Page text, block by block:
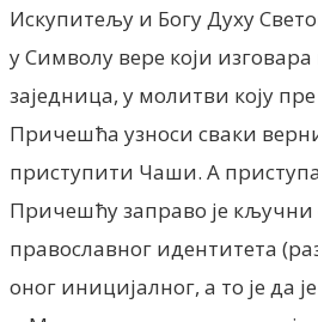
Искупитељу и Богу Духу
у Символу вере који изговара
заједница, у молитви коју
Причешћа узноси сваки
приступити Чаши. А
Причешћу заправо је кључни
православног идентитета
оног иницијалног, а то је да